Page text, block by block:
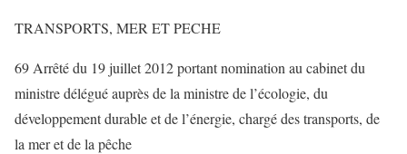
TRANSPORTS, MER ET PECHE
69 Arrêté du 19 juillet 2012 portant nomination au cabinet du
ministre délégué auprès de la ministre de l’écologie, du
développement durable et de l’énergie, chargé des transports, de
la mer et de la pêche